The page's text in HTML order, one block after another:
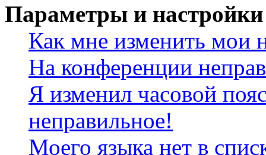
Параметры и настройки
Как мне изменить мои
На конференции
Я изменил часовой
неправильное!
Моего языка нет в